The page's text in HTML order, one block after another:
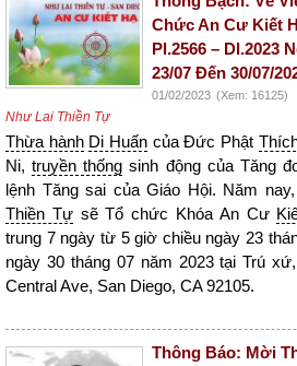
Chức An Cư Kiết
Pl.2566 – Dl.2023
23/07 Đến 30/07/
01/02/2023 (Xem: 16125)
Như Lai Thiền Tự
Thừa hành Di Huấn của Đức Phật
Ni,truyền thống sinh động của Tăng
lệnh Tăng sai của Giáo Hội. Năm
Thiền Tựsẽ Tổ chức Khóa An Cư
trung 7 ngày từ 5 giờ chiều ngày 23
ngày 30 tháng 07 năm 2023 tại Trú
Central Ave, San Diego, CA 92105.
Thông Báo: Mời